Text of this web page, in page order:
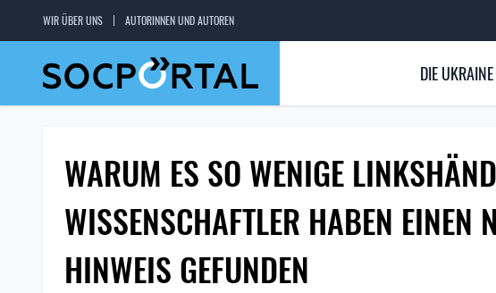
WIR ÜBER UNS AUTORINNEN UND AUTOREN
DIE
WARUM ES SO WENIGE
WISSENSCHAFTLER HABEN EINEN
HINWEIS GEFUNDEN